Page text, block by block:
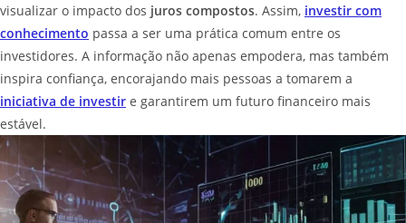
visualizar o impacto dos juros compostos. Assim, investir com
conhecimento passa a ser uma prática comum entre os
investidores. A informação não apenas empodera, mas também
inspira confiança, encorajando mais pessoas a tomarem a
iniciativa de investir e garantirem um futuro financeiro mais
estável.